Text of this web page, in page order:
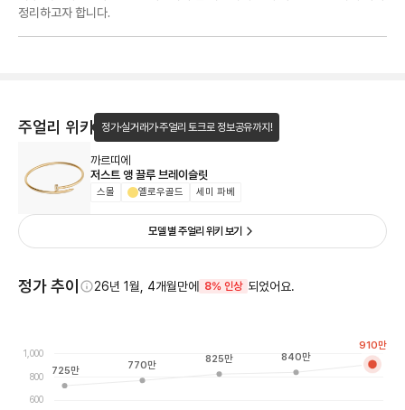
정리하고자 합니다.
주얼리 위키 정가·실거래가·주얼리 토크로 정보공유까지!
까르띠에
저스트 앵 끌루 브레이슬릿
스몰 옐로우골드 세미 파베
모델 별 주얼리 위키 보기
정가 추이 26년 1월, 4개월만에 8% 인상 되었어요.
600
800
1,000
725만 770만
825만 840만
910만